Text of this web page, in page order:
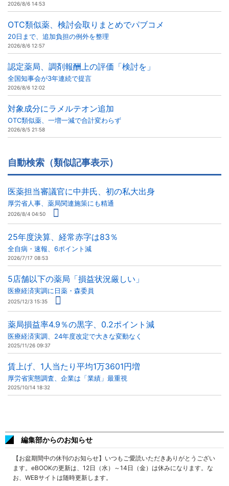
2026/8/6 14:53
OTC類似薬、検討会取りまとめでパブコメ
20日まで、追加負担の例外を整理
2026/8/6 12:57
認定薬局、調剤報酬上の評価「検討を」
全国知事会が3年連続で提言
2026/8/6 12:02
対象成分にラメルテオン追加
OTC類似薬、一増一減で合計変わらず
2026/8/5 21:58
自動検索（類似記事表示）
医薬担当審議官に中井氏、初の私大出身
厚労省人事、薬局関連施策にも精通
2026/8/4 04:50
25年度決算、経常赤字は83％
全自病・速報、6ポイント減
2026/7/17 08:53
5店舗以下の薬局「損益状況厳しい」
医療経済実調に日薬・森委員
2025/12/3 15:35
薬局損益率4.9％の黒字、0.2ポイント減
医療経済実調、24年度改定で大きな変動なく
2025/11/26 09:37
賃上げ、1人当たり平均1万3601円増
厚労省実態調査、企業は「業績」最重視
2025/10/14 18:32
編集部からのお知らせ
【お盆期間中の休刊のお知らせ】いつもご愛読いただきありがとうござい
ます。eBOOKの更新は、12日（水）～14日（金）は休みになります。な
お、WEBサイトは随時更新します。